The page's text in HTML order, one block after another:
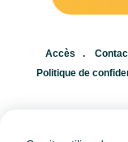
FranceTrace ta
Accès
Politique de